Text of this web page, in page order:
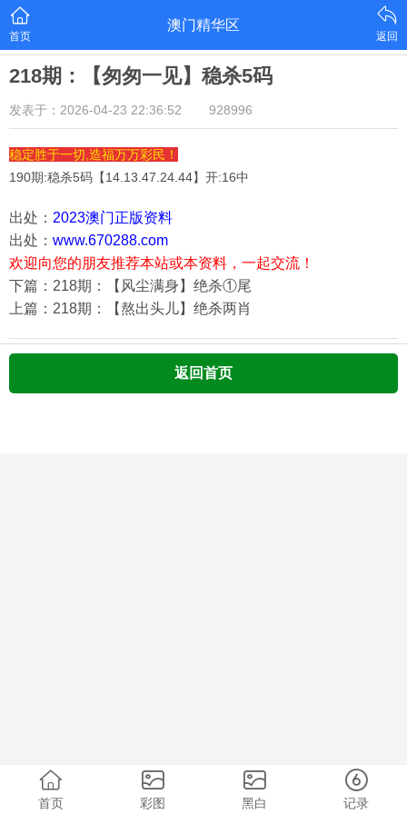
首页
澳门精华区
返回
218期：【匆匆一见】稳杀5码
发表于：2026-04-23 22:36:52 928996
稳定胜于一切,造福万万彩民！
190期:稳杀5码【14.13.47.24.44】开:16中
出处： 2023澳门正版资料
出处： www.670288.com
欢迎向您的朋友推荐本站或本资料，一起交流！
下篇：218期：【风尘满身】绝杀①尾
上篇：218期：【熬出头儿】绝杀两肖
返回首页
首页 彩图 黑白 记录